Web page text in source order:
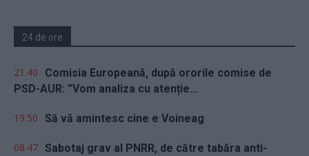
24 de ore
21.40
Comisia Europeană, după ororile comise de
PSD-AUR: ”Vom analiza cu atenție...
19.50 Să vă amintesc cine e Voineag
08.47 Sabotaj grav al PNRR, de către tabăra anti-